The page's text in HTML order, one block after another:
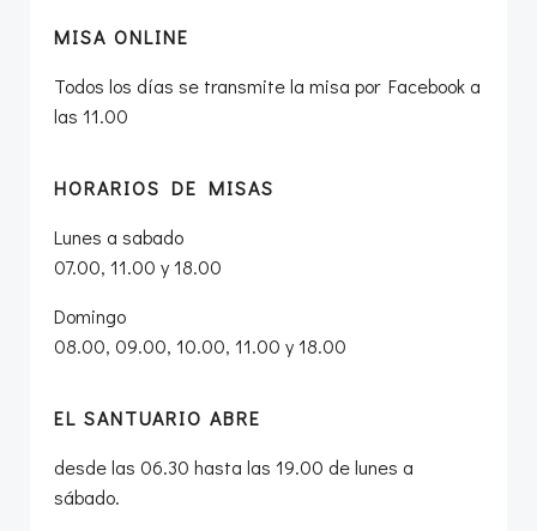
MISA ONLINE
Todos los días se transmite la misa por Facebook a
las 11.00
HORARIOS DE MISAS
Lunes a sabado
07.00, 11.00 y 18.00
Domingo
08.00, 09.00, 10.00, 11.00 y 18.00
EL SANTUARIO ABRE
desde las 06.30 hasta las 19.00 de lunes a
sábado.